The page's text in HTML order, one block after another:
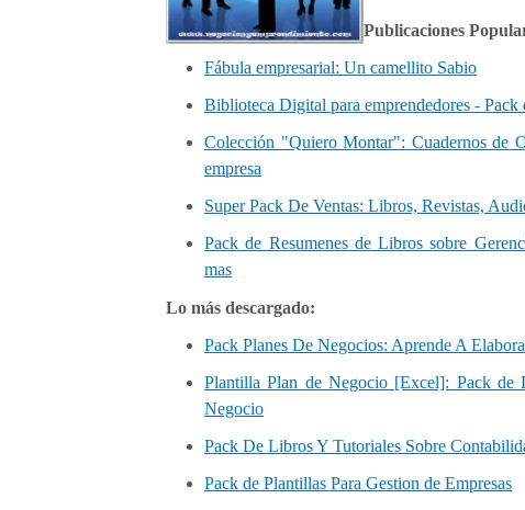
Publicaciones
Fábula empresarial: Un camellito Sabio
Biblioteca Digital para emprendedores -
Colección "Quiero Montar": Cuadernos de
empresa
Super Pack De Ventas: Libros, Revistas,
Pack de Resumenes de Libros sobre
mas
Lo más descargado:
Pack Planes De Negocios: Aprende A
Plantilla Plan de Negocio [Excel]: Pack de
Negocio
Pack De Libros Y Tutoriales Sobre
Pack de Plantillas Para Gestion de Empresas